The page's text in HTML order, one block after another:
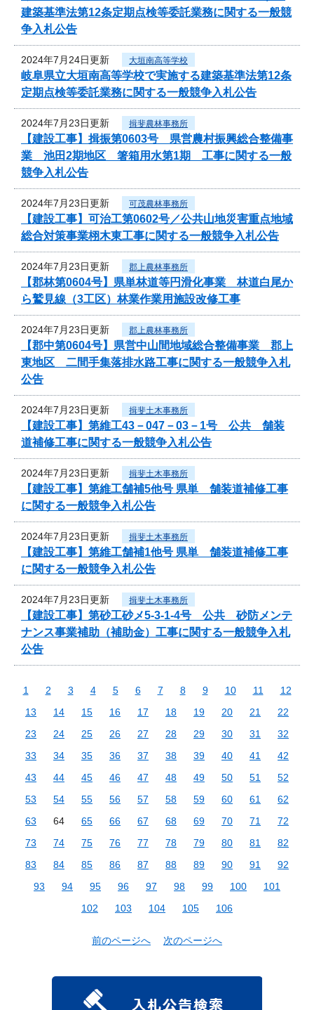
建築基準法第12条定期点検等委託業務に関する一般競
争入札公告
2024年7月24日更新 大垣南高等学校
岐阜県立大垣南高等学校で実施する建築基準法第12条
定期点検等委託業務に関する一般競争入札公告
2024年7月23日更新 揖斐農林事務所
【建設工事】揖振第0603号 県営農村振興総合整備事
業 池田2期地区 箸箱用水第1期 工事に関する一般
競争入札公告
2024年7月23日更新 可茂農林事務所
【建設工事】可治工第0602号／公共山地災害重点地域
総合対策事業栩木東工事に関する一般競争入札公告
2024年7月23日更新 郡上農林事務所
【郡林第0604号】県単林道等円滑化事業 林道白尾か
ら鷲見線（3工区）林業作業用施設改修工事
2024年7月23日更新 郡上農林事務所
【郡中第0604号】県営中山間地域総合整備事業 郡上
東地区 二間手集落排水路工事に関する一般競争入札
公告
2024年7月23日更新 揖斐土木事務所
【建設工事】第維工43－047－03－1号 公共 舗装
道補修工事に関する一般競争入札公告
2024年7月23日更新 揖斐土木事務所
【建設工事】第維工舗補5他号 県単 舗装道補修工事
に関する一般競争入札公告
2024年7月23日更新 揖斐土木事務所
【建設工事】第維工舗補1他号 県単 舗装道補修工事
に関する一般競争入札公告
2024年7月23日更新 揖斐土木事務所
【建設工事】第砂工砂メ5-3-1-4号 公共 砂防メンテ
ナンス事業補助（補助金）工事に関する一般競争入札
公告
1 2 3 4 5 6 7 8 9 10 11
12
13
14 15 16 17 18 19 20 21
22
23
24 25 26 27 28 29 30 31
32
33
34 35 36 37 38 39 40 41
42
43
44 45 46 47 48 49 50 51
52
53
54 55 56 57 58 59 60 61
62
63
64 65 66 67 68 69 70 71
72
73
74 75 76 77 78 79 80 81
82
83
84 85 86 87 88 89 90 91
92
93
94 95 96 97 98 99 100
101
102
103 104 105 106
前のページへ 次のページへ